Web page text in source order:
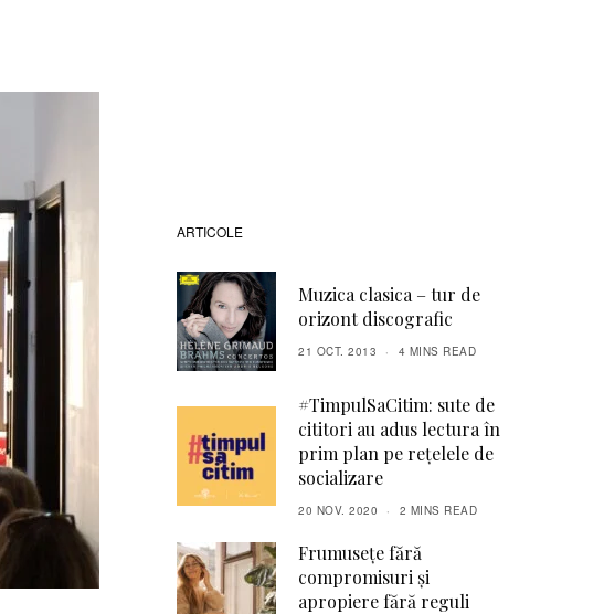
ARTICOLE
Muzica clasica – tur de
orizont discografic
21 OCT. 2013 4 MINS READ
#TimpulSaCitim: sute de
cititori au adus lectura în
prim plan pe rețelele de
socializare
20 NOV. 2020 2 MINS READ
Frumusețe fără
compromisuri și
apropiere fără reguli